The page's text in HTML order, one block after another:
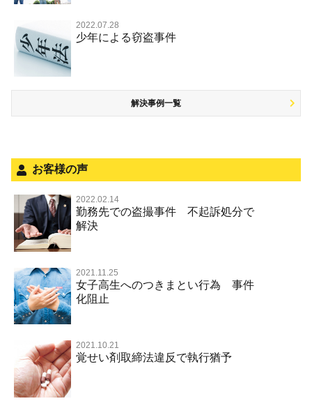
逮捕・監禁
暴行・傷害
略取・誘拐・人身売買
盗撮，のぞき行為
恐喝
盗品売買・譲り受け等
麻薬及び向精神薬
自転車事故
人身事故・死亡事故
無免許運転
児童虐待・保護責任者遺棄
住居侵入等
銃刀法違反
ストーカー事件
不正競争防止法
風営法・風適法違反
文書偽造・偽造文書行使
著作権法違反・商標法違反
放火・失火
名誉棄損罪・侮辱
取調べの注意点
少年事件の手続と特色
少年事件の処分
被害届・告訴・告発の不安や悩み
面会・差し入れ
2022.07.28
少年による窃盗事件
解決事例一覧
お客様の声
2022.02.14
勤務先での盗撮事件 不起訴処分で
解決
2021.11.25
女子高生へのつきまとい行為 事件
化阻止
2021.10.21
覚せい剤取締法違反で執行猶予